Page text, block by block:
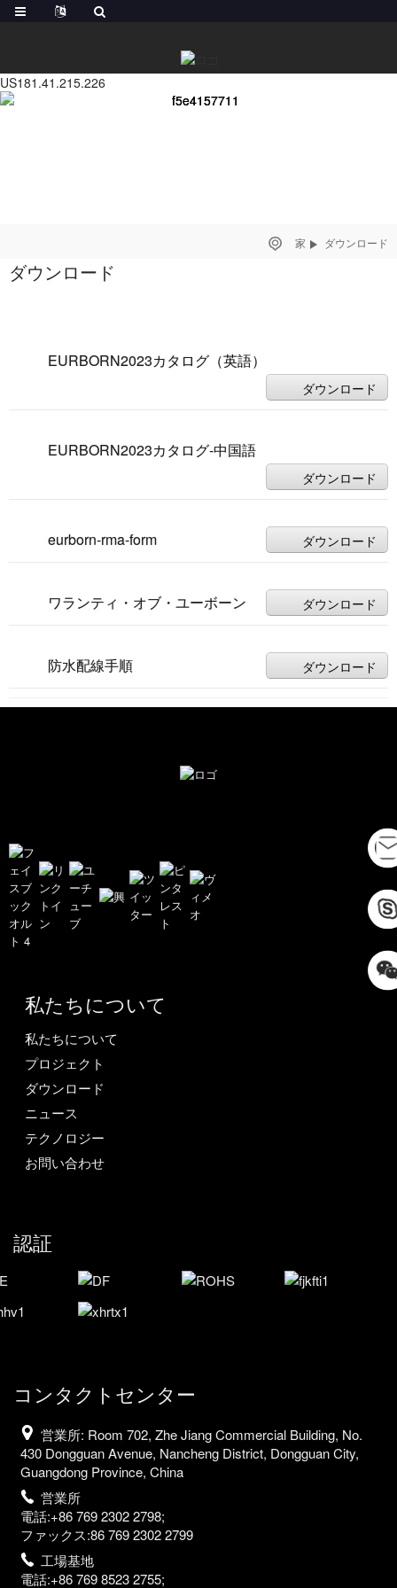
US181.41.215.226
家 ダウンロード
ダウンロード
EURBORN2023カタログ（英語）
ダウンロード
EURBORN2023カタログ-中国語
ダウンロード
eurborn-rma-form ダウンロード
ワランティ・オブ・ユーボーン ダウンロード
防水配線手順 ダウンロード
私たちについて
私たちについて
プロジェクト
ダウンロード
ニュース
テクノロジー
お問い合わせ
認証
コンタクトセンター
営業所: Room 702, Zhe Jiang Commercial Building, No.
430 Dongguan Avenue, Nancheng District, Dongguan City,
Guangdong Province, China
営業所
電話:+86 769 2302 2798;
ファックス:86 769 2302 2799
工場基地
電話:+86 769 8523 2755;